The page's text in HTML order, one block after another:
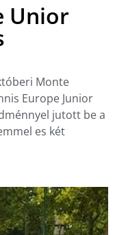
Unior
Monte
Europe Junior
jutott be a
es két